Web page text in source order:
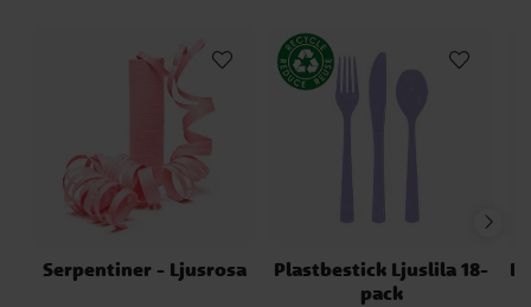
Serpentiner - Ljusrosa
Plastbestick Ljuslila 18-
pack